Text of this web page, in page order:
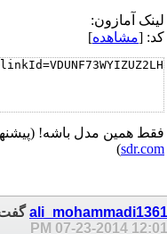
لینک آمازون:
کد: [مشاهده]
فقط همین مدل باشه!
sdr.com
)
ali_mohammadi1361
07-23-2014 12:01 PM